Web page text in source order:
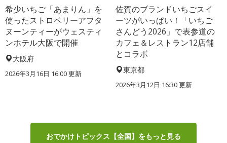
希少いちご「あまりん」を
使ったストロベリーアフタ
ヌーンティーがウェスティ
ンホテル大阪で開催
大阪府
2026年3月16日 16:00 更新
佐賀のブランドいちごスイ
ーツがいっぱい！「いちご
さんどう2026」で表参道の
カフェ＆レストラン12店舗
とコラボ
東京都
2026年3月12日 16:30 更新
おでかけトピックス【全国】をもっと見る